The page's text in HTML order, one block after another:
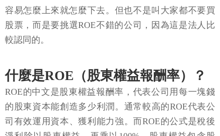
容易怎麼上來就怎麼下去。但也不是叫大家都不要買
股票，而是要挑選ROE不錯的公司，因為這是法人比
較認同的。
什麼是ROE（股東權益報酬率）？
ROE的中文是股東權益報酬率，代表公司用每一塊錢
的股東資本能創造多少利潤。通常較高的ROE代表公
司有效運用資本、獲利能力強。而ROE的公式是稅後